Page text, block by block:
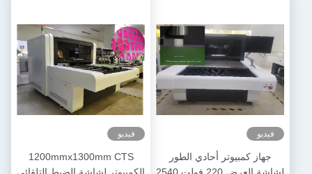
فيديو
جهاز كمبيوتر أحادي الطور
فيديو
1200mmx1300mm CTS